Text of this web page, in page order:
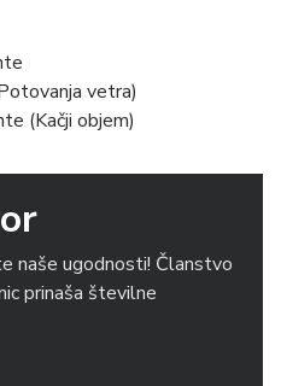
vetra)
(Kačji objem)
naše ugodnosti! Članstvo
prinaša številne